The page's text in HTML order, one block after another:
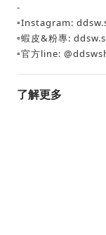
-
▫️Instagram:
▫️蝦皮&粉專:
▫️官方line:
了解更多